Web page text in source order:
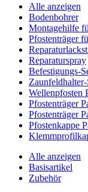
Alle anzeigen
Bodenbohrer
Montagehilfe
Pfostenträger
Reparaturspray
Befestigungs-
Wellenpfosten
Pfostenträger
Pfostenträger
Pfostenkappe
Alle anzeigen
Basisartikel
Zubehör